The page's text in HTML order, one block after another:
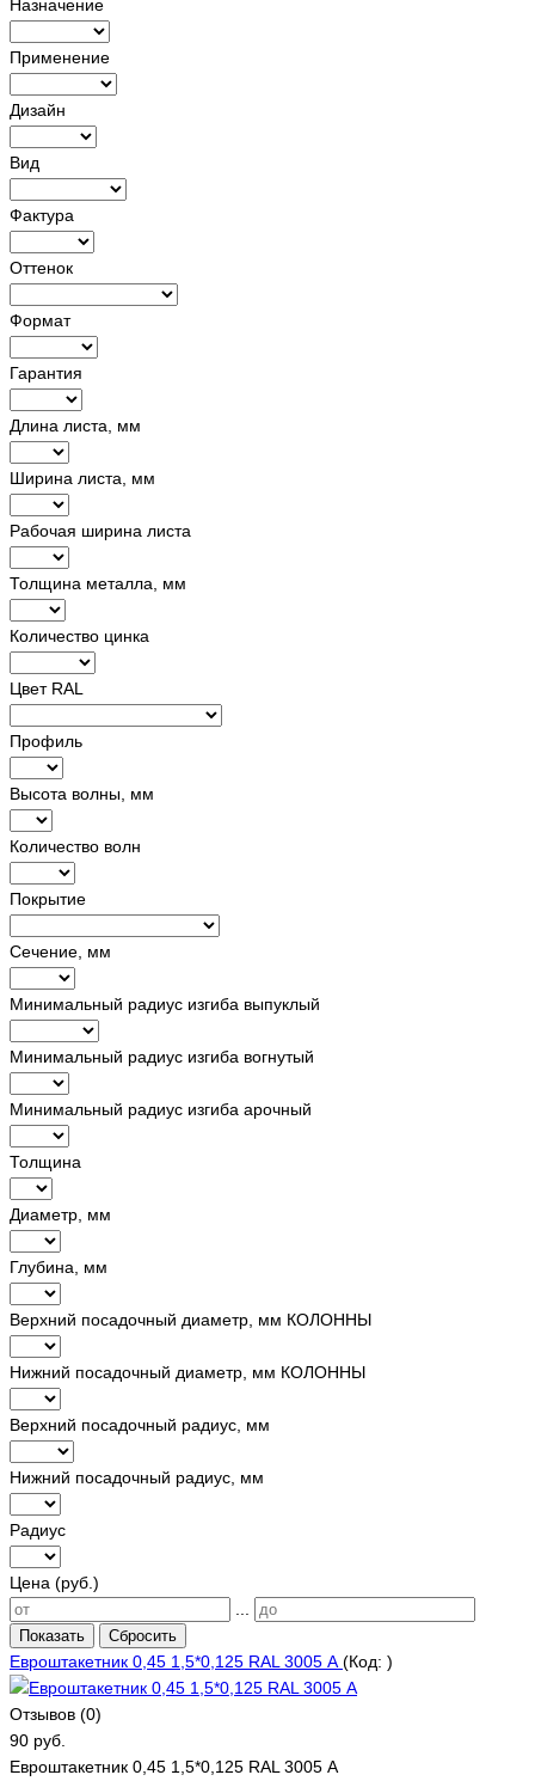
Назначение
Применение
Дизайн
Вид
Фактура
Оттенок
Формат
Гарантия
Длина листа, мм
Ширина листа, мм
Рабочая ширина листа
Толщина металла, мм
Количество цинка
Цвет RAL
Профиль
Высота волны, мм
Количество волн
Покрытие
Сечение, мм
Минимальный радиус изгиба выпуклый
Минимальный радиус изгиба вогнутый
Минимальный радиус изгиба арочный
Толщина
Диаметр, мм
Глубина, мм
Верхний посадочный диаметр, мм КОЛОННЫ
Нижний посадочный диаметр, мм КОЛОННЫ
Верхний посадочный радиус, мм
Нижний посадочный радиус, мм
Радиус
Цена (руб.)
Показать Сбросить
Евроштакетник 0,45 1,5*0,125 RAL 3005 А (Код: )
Отзывов (0)
90 руб.
Евроштакетник 0,45 1,5*0,125 RAL 3005 А